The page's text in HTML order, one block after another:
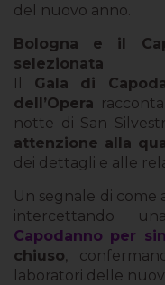
del nuovo anno.
Bologna e il
selezionata
Il Gala di
dell’Opera
notte di San
attenzione alla
dei dettagli e alle
Un segnale di come
intercettando
Capodanno per
chiuso,
laboratori delle